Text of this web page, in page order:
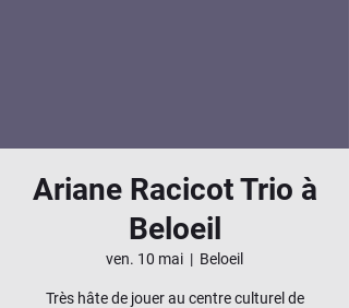
Ariane Racicot Trio à
Beloeil
ven. 10 mai
  |
Beloeil
Très hâte de jouer au centre culturel de